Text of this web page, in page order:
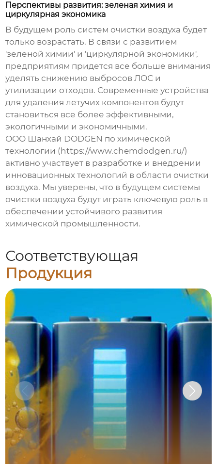
Перспективы развития: зеленая химия и
циркулярная экономика
В будущем роль систем очистки воздуха будет
только возрастать. В связи с развитием
'зеленой химии' и 'циркулярной экономики',
предприятиям придется все больше внимания
уделять снижению выбросов ЛОС и
утилизации отходов. Современныеустройства
для удаления летучих компонентов будут
становиться все более эффективными,
экологичными и экономичными.
ООО Шанхай DODGEN по химической
технологии (https://www.chemdodgen.ru/)
активно участвует в разработке и внедрении
инновационных технологий в области очистки
воздуха. Мы уверены, что в будущем системы
очистки воздуха будут играть ключевую роль в
обеспечении устойчивого развития
химической промышленности.
Соответствующая
Продукция